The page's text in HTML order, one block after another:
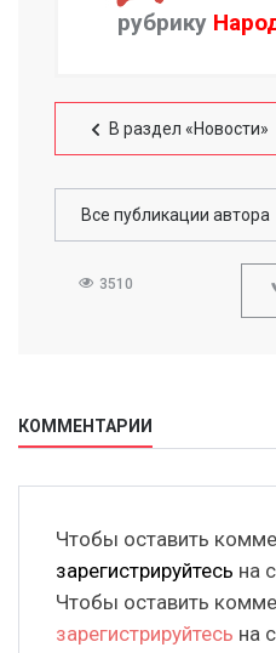
рубрику
В раздел «Новости»
Все публикации автора
3510
КОММЕНТАРИИ
Чтобы оставить
зарегистрируйтесь на
Чтобы оставить
зарегистрируйтесь на